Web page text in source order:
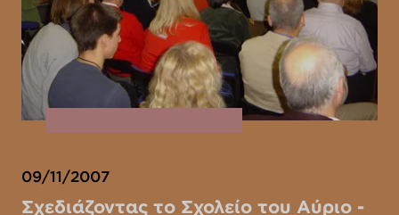
09/11/2007
Σχεδιάζοντας το Σχολείο του Αύριο -